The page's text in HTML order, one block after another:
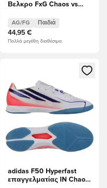
Βελκρο FxG Chaos vs
AG/FG Παιδιά
44,95 €
Πολλά μεγέθη διαθέσιμα
ή να εγγραφείτε ως
Ανοίγει ένα Modal για να
adidas F50 Hyperfast
επαγγελματίας IN Chaos